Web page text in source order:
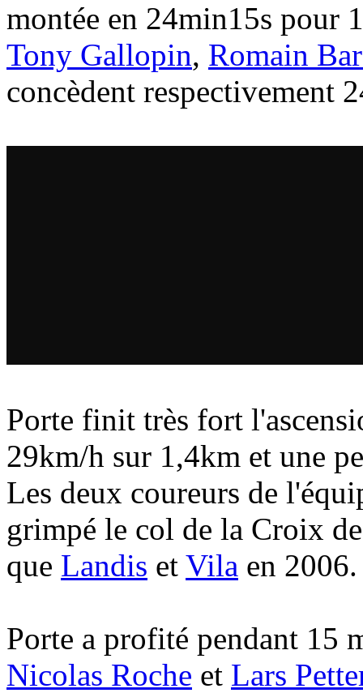
montée en 24min15s pour
Tony Gallopin, Romain
concèdent respectivement
Porte finit très fort
29km/h sur 1,4km et une
Les deux coureurs de
grimpé le col de la Croix
que Landis et Vila en 2006.
Porte a profité pendant 15
Nicolas Roche et Lars